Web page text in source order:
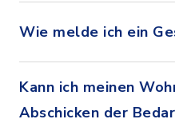
Wie melde ich ein
Kann ich meinen
Abschicken der